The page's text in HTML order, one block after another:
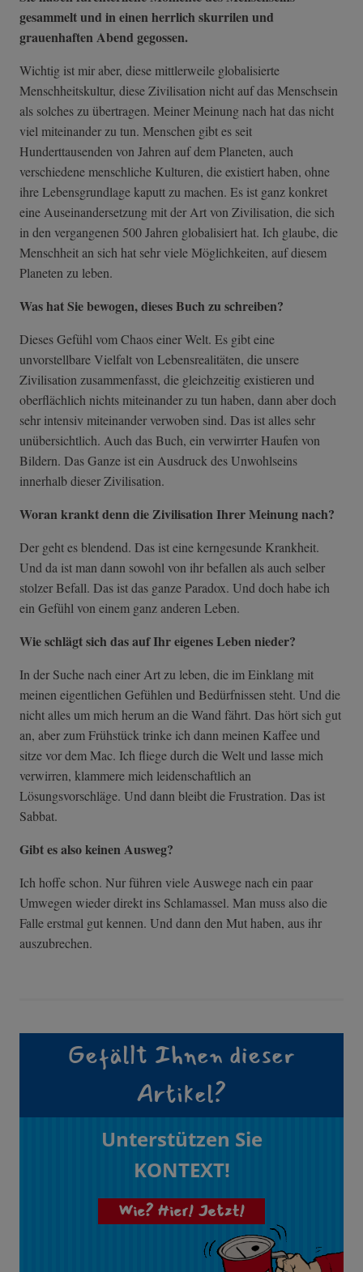
gesammelt und in einen herrlich skurrilen und
grauenhaften Abend gegossen.
Wichtig ist mir aber, diese mittlerweile globalisierte
Menschheitskultur, diese Zivilisation nicht auf das Menschsein
als solches zu übertragen. Meiner Meinung nach hat das nicht
viel miteinander zu tun. Menschen gibt es seit
Hunderttausenden von Jahren auf dem Planeten, auch
verschiedene menschliche Kulturen, die existiert haben, ohne
ihre Lebensgrundlage kaputt zu machen. Es ist ganz konkret
eine Auseinandersetzung mit der Art von Zivilisation, die sich
in den vergangenen 500 Jahren globalisiert hat. Ich glaube, die
Menschheit an sich hat sehr viele Möglichkeiten, auf diesem
Planeten zu leben.
Was hat Sie bewogen, dieses Buch zu schreiben?
Dieses Gefühl vom Chaos einer Welt. Es gibt eine
unvorstellbare Vielfalt von Lebensrealitäten, die unsere
Zivilisation zusammenfasst, die gleichzeitig existieren und
oberflächlich nichts miteinander zu tun haben, dann aber doch
sehr intensiv miteinander verwoben sind. Das ist alles sehr
unübersichtlich. Auch das Buch, ein verwirrter Haufen von
Bildern. Das Ganze ist ein Ausdruck des Unwohlseins
innerhalb dieser Zivilisation.
Woran krankt denn die Zivilisation Ihrer Meinung nach?
Der geht es blendend. Das ist eine kerngesunde Krankheit.
Und da ist man dann sowohl von ihr befallen als auch selber
stolzer Befall. Das ist das ganze Paradox. Und doch habe ich
ein Gefühl von einem ganz anderen Leben.
Wie schlägt sich das auf Ihr eigenes Leben nieder?
In der Suche nach einer Art zu leben, die im Einklang mit
meinen eigentlichen Gefühlen und Bedürfnissen steht. Und die
nicht alles um mich herum an die Wand fährt. Das hört sich gut
an, aber zum Frühstück trinke ich dann meinen Kaffee und
sitze vor dem Mac. Ich fliege durch die Welt und lasse mich
verwirren, klammere mich leidenschaftlich an
Lösungsvorschläge. Und dann bleibt die Frustration. Das ist
Sabbat.
Gibt es also keinen Ausweg?
Ich hoffe schon. Nur führen viele Auswege nach ein paar
Umwegen wieder direkt ins Schlamassel. Man muss also die
Falle erstmal gut kennen. Und dann den Mut haben, aus ihr
auszubrechen.
Gefällt Ihnen dieser
Artikel?
Unterstützen Sie
KONTEXT!
Wie? Hier! Jetzt!